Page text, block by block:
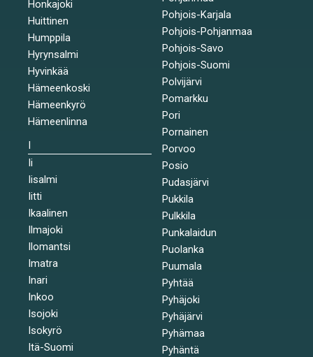
Honkajoki
Huittinen
Humppila
Hyrynsalmi
Hyvinkää
Hämeenkoski
Hämeenkyrö
Hämeenlinna
I
Ii
Iisalmi
Iitti
Ikaalinen
Ilmajoki
Ilomantsi
Imatra
Inari
Inkoo
Isojoki
Isokyrö
Itä-Suomi
Pohjois-Karjala
Pohjois-Pohjanmaa
Pohjois-Savo
Pohjois-Suomi
Polvijärvi
Pomarkku
Pori
Pornainen
Porvoo
Posio
Pudasjärvi
Pukkila
Pulkkila
Punkalaidun
Puolanka
Puumala
Pyhtää
Pyhäjoki
Pyhäjärvi
Pyhämaa
Pyhäntä